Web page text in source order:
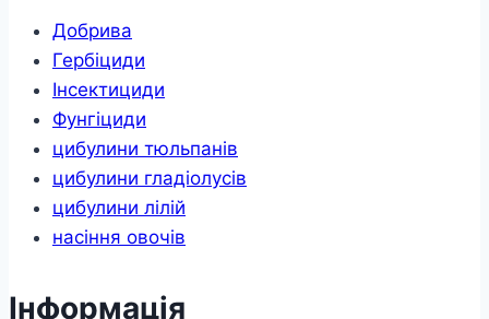
Добрива
Гербіциди
Інсектициди
Фунгіциди
цибулини тюльпанів
цибулини гладіолусів
цибулини лілій
насіння овочів
Інформація